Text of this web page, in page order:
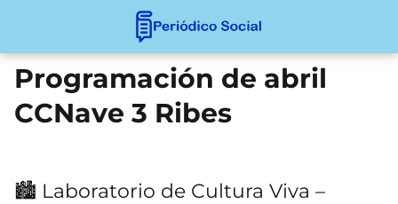
Programación de abril
CCNave 3 Ribes
🏙️ Laboratorio de Cultura Viva –